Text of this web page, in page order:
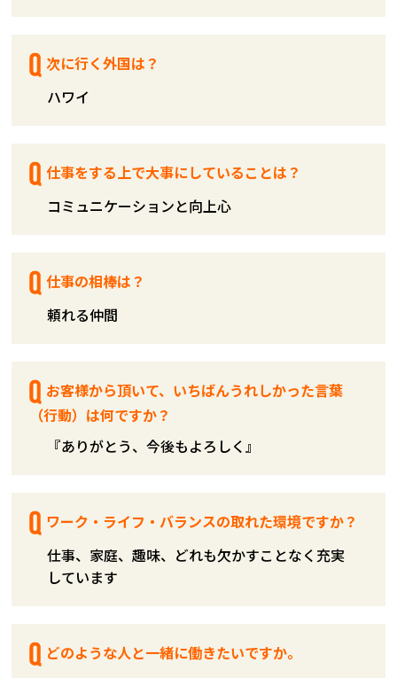
次に行く外国は？
ハワイ
仕事をする上で大事にしていることは？
コミュニケーションと向上心
仕事の相棒は？
頼れる仲間
お客様から頂いて、いちばんうれしかった言葉
（行動）は何ですか？
『ありがとう、今後もよろしく』
ワーク・ライフ・バランスの取れた環境ですか？
仕事、家庭、趣味、どれも欠かすことなく充実
しています
どのような人と一緒に働きたいですか。